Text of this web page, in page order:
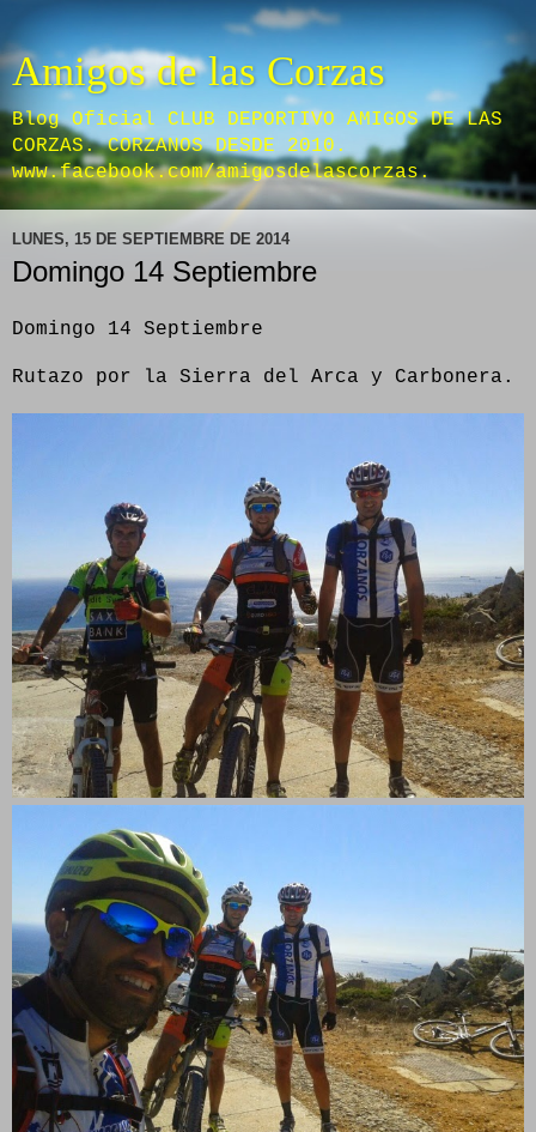
Amigos de las Corzas
Blog Oficial CLUB DEPORTIVO AMIGOS DE LAS
CORZAS. CORZANOS DESDE 2010.
www.facebook.com/amigosdelascorzas.
LUNES, 15 DE SEPTIEMBRE DE 2014
Domingo 14 Septiembre
Domingo 14 Septiembre
Rutazo por la Sierra del Arca y Carbonera.